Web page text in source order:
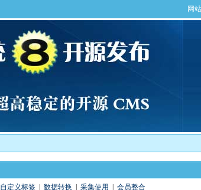
自定义标签| 数据转换 采集使用 会员整合